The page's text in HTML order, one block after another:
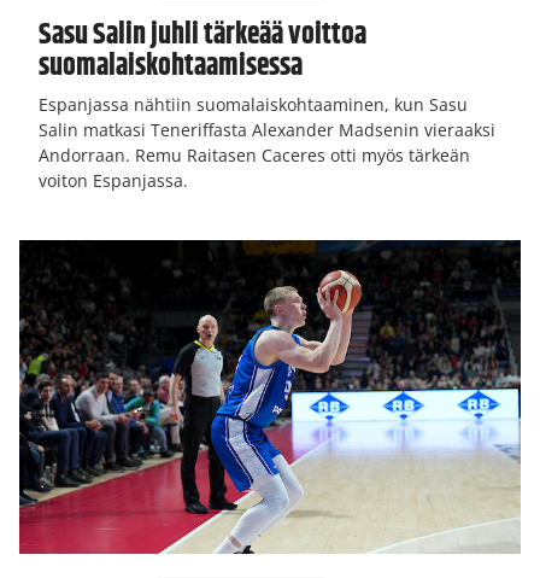
Sasu Salin juhli tärkeää voittoa
suomalaiskohtaamisessa
Espanjassa nähtiin suomalaiskohtaaminen, kun Sasu
Salin matkasi Teneriffasta Alexander Madsenin vieraaksi
Andorraan. Remu Raitasen Caceres otti myös tärkeän
voiton Espanjassa.